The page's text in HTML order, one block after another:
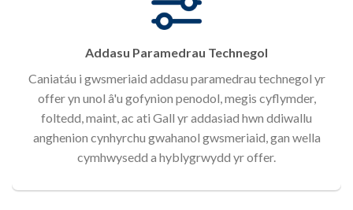
Addasu Paramedrau Technegol
Caniatáu i gwsmeriaid addasu paramedrau technegol yr
offer yn unol â'u gofynion penodol, megis cyflymder,
foltedd, maint, ac ati Gall yr addasiad hwn ddiwallu
anghenion cynhyrchu gwahanol gwsmeriaid, gan wella
cymhwysedd a hyblygrwydd yr offer.